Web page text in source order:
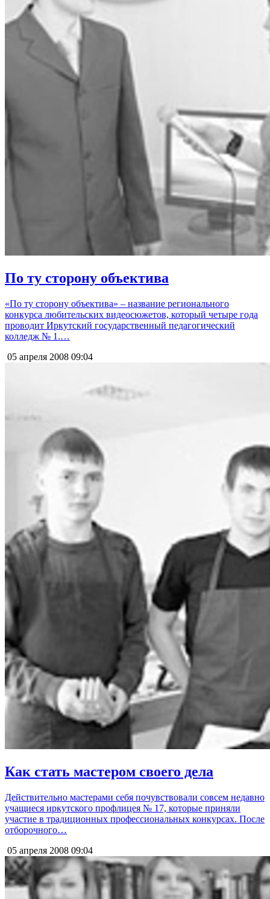
По ту сторону объектива
«По ту сторону объектива» – название регионального
конкурса любительских видеосюжетов, который четыре года
проводит Иркутский государственный педагогический
колледж № 1.…
05 апреля 2008 09:04
Как стать мастером своего дела
Действительно мастерами себя почувствовали совсем недавно
учащиеся иркутского профлицея № 17, которые приняли
участие в традиционных профессиональных конкурсах. После
отборочного…
05 апреля 2008 09:04